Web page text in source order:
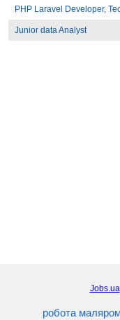
PHP Laravel Developer,
Junior data Analyst
Jobs.ua
робота